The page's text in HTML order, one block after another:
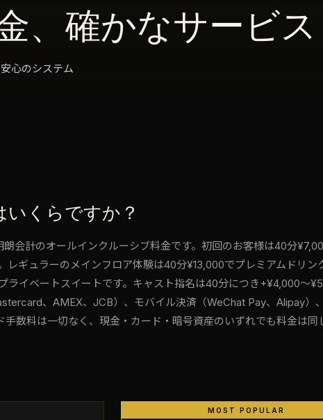
、確かなサービス
心のシステム
いくらですか？
会計のオールインクルーシブ料金です。初回のお客様は40分
レギュラーのメインフロア体験は40分¥13,000でプレミアムドリ
ライベートスイートです。キャスト指名は40分につき+¥4,000〜
、AMEX、JCB）、モバイル決済（WeChat Pay、Alipay）
手数料は一切なく、現金・カード・暗号資産のいずれでも料金は